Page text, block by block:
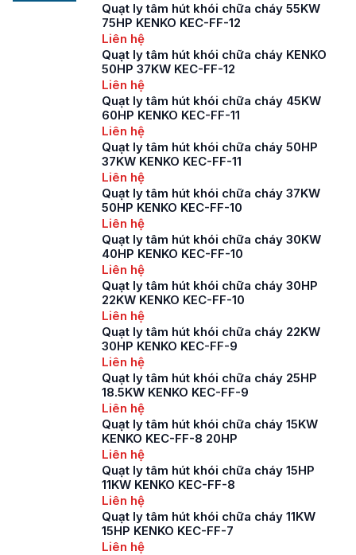
Quạt ly tâm hút khói chữa cháy 55KW
75HP KENKO KEC-FF-12
Liên hệ
Quạt ly tâm hút khói chữa cháy KENKO
50HP 37KW KEC-FF-12
Liên hệ
Quạt ly tâm hút khói chữa cháy 45KW
60HP KENKO KEC-FF-11
Liên hệ
Quạt ly tâm hút khói chữa cháy 50HP
37KW KENKO KEC-FF-11
Liên hệ
Quạt ly tâm hút khói chữa cháy 37KW
50HP KENKO KEC-FF-10
Liên hệ
Quạt ly tâm hút khói chữa cháy 30KW
40HP KENKO KEC-FF-10
Liên hệ
Quạt ly tâm hút khói chữa cháy 30HP
22KW KENKO KEC-FF-10
Liên hệ
Quạt ly tâm hút khói chữa cháy 22KW
30HP KENKO KEC-FF-9
Liên hệ
Quạt ly tâm hút khói chữa cháy 25HP
18.5KW KENKO KEC-FF-9
Liên hệ
Quạt ly tâm hút khói chữa cháy 15KW
KENKO KEC-FF-8 20HP
Liên hệ
Quạt ly tâm hút khói chữa cháy 15HP
11KW KENKO KEC-FF-8
Liên hệ
Quạt ly tâm hút khói chữa cháy 11KW
15HP KENKO KEC-FF-7
Liên hệ